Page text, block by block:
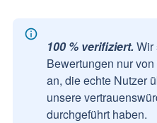
100 % verifiziert. Wir
Bewertungen nur
an, die echte Nutzer
unsere
durchgeführt haben.